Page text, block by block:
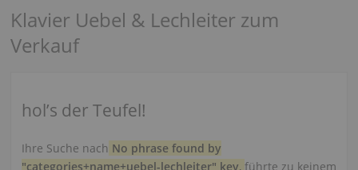
Klavier Uebel & Lechleiter zum
Verkauf
hol’s der Teufel!
Ihre Suche nach No phrase found by
"categories+name+uebel-lechleiter" key, führte zu keinem